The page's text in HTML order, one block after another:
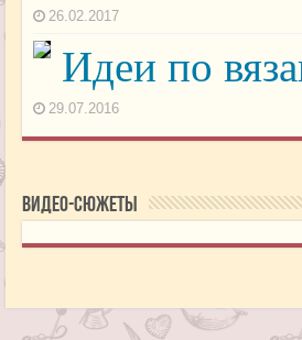
26.02.2017
Идеи по
29.07.2016
Видео-сюжеты